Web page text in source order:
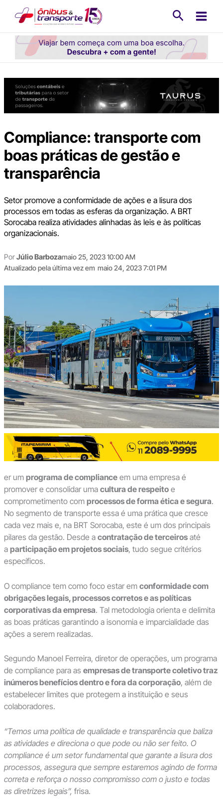
conteúdo
Compliance: transporte com
boas práticas de gestão e
transparência
Setor promove a conformidade de ações e a lisura dos
processos em todas as esferas da organização. A BRT
Sorocaba realiza atividades alinhadas às leis e às políticas
organizacionais.
PorJúlio Barbozamaio 25, 2023 10:00 AM
Atualizado pela última vez em maio 24, 2023 7:01 PM
er um programa de complianceem uma empresa é
promover e consolidar uma cultura de respeitoe
comprometimento com processos de forma ética e segura.
No segmento de transporte essa é uma prática que cresce
cada vez mais e, na BRT Sorocaba, este é um dos principais
pilares da gestão. Desde a contratação de terceirosaté
a participação em projetos sociais, tudo segue critérios
específicos.
O compliance tem como foco estar em conformidade com
obrigações legais, processos corretos e as políticas
corporativas da empresa. Tal metodologia orienta e delimita
as boas práticas garantindo a isonomia e imparcialidade das
ações a serem realizadas.
Segundo Manoel Ferreira, diretor de operações, um programa
de compliance para as empresas de transporte coletivo traz
inúmeros benefícios dentro e fora da corporação, além de
estabelecer limites que protegem a instituição e seus
colaboradores.
“Temos uma política de qualidade e transparência que baliza
as atividades e direciona o que pode ou não ser feito. O
compliance é um setor fundamental que garante a lisura dos
processos, assegura que sempre estaremos agindo de forma
correta e reforça o nosso compromisso com o justo e todas
as diretrizes legais”, frisa.